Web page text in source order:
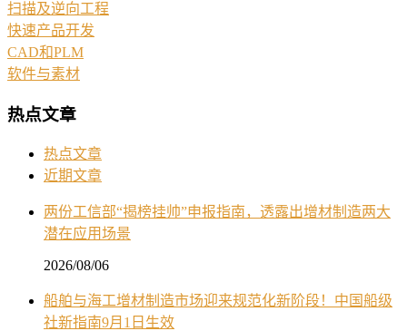
扫描及逆向工程
快速产品开发
CAD和PLM
软件与素材
热点文章
热点文章
近期文章
两份工信部“揭榜挂帅”申报指南，透露出增材制造两大
潜在应用场景
2026/08/06
船舶与海工增材制造市场迎来规范化新阶段！中国船级
社新指南9月1日生效